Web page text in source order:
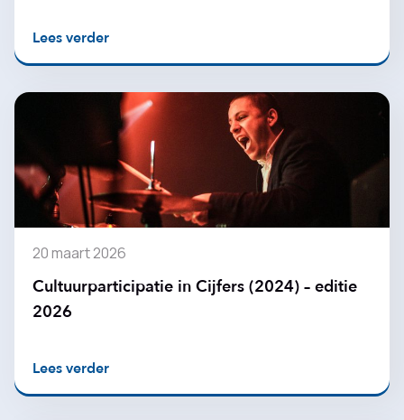
Lees verder
20 maart 2026
Cultuurparticipatie in Cijfers (2024) – editie
2026
Lees verder